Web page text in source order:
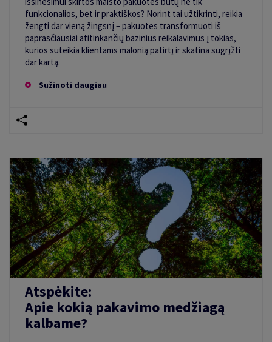
funkcionalios, bet ir praktiškos? Norint tai užtikrinti, reikia
žengti dar vieną žingsnį – pakuotes transformuoti iš
paprasčiausiai atitinkančių bazinius reikalavimus į tokias,
kurios suteikia klientams malonią patirtį ir skatina sugrįžti
dar kartą.
Sužinoti daugiau
Atspėkite:
Apie kokią pakavimo medžiagą
kalbame?